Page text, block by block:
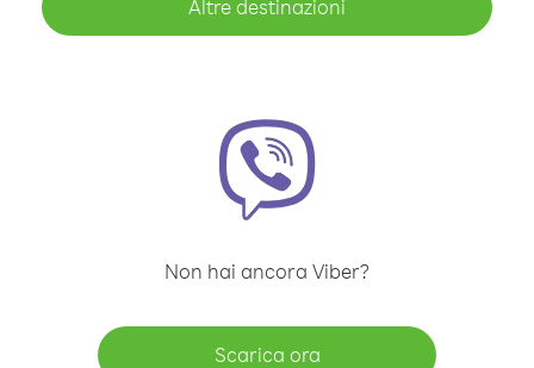
Altre destinazioni
Non hai ancora Viber?
Scarica ora